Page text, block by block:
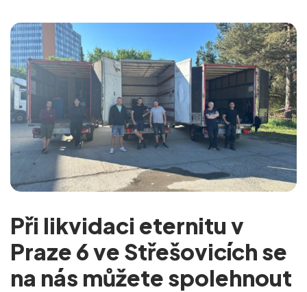
Při likvidaci eternitu v
Praze 6 ve Střešovicích se
na nás můžete spolehnout